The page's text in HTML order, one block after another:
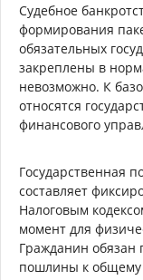
Судебное
формирования
обязательных
закреплены в
невозможно. К
относятся
финансового
Государственная
составляет
Налоговым
момент для
Гражданин обязан
пошлины к общему